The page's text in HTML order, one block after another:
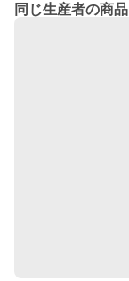
同じ生産者の商品